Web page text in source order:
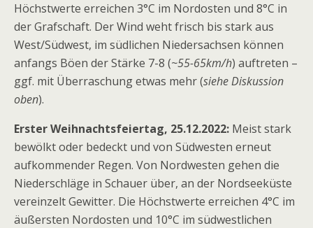
Höchstwerte erreichen 3°C im Nordosten und 8°C in
der Grafschaft. Der Wind weht frisch bis stark aus
West/Südwest, im südlichen Niedersachsen können
anfangs Böen der Stärke 7-8 (~55-65km/h) auftreten –
ggf. mit Überraschung etwas mehr (siehe Diskussion
oben).
Erster Weihnachtsfeiertag, 25.12.2022: Meist stark
bewölkt oder bedeckt und von Südwesten erneut
aufkommender Regen. Von Nordwesten gehen die
Niederschläge in Schauer über, an der Nordseeküste
vereinzelt Gewitter. Die Höchstwerte erreichen 4°C im
äußersten Nordosten und 10°C im südwestlichen